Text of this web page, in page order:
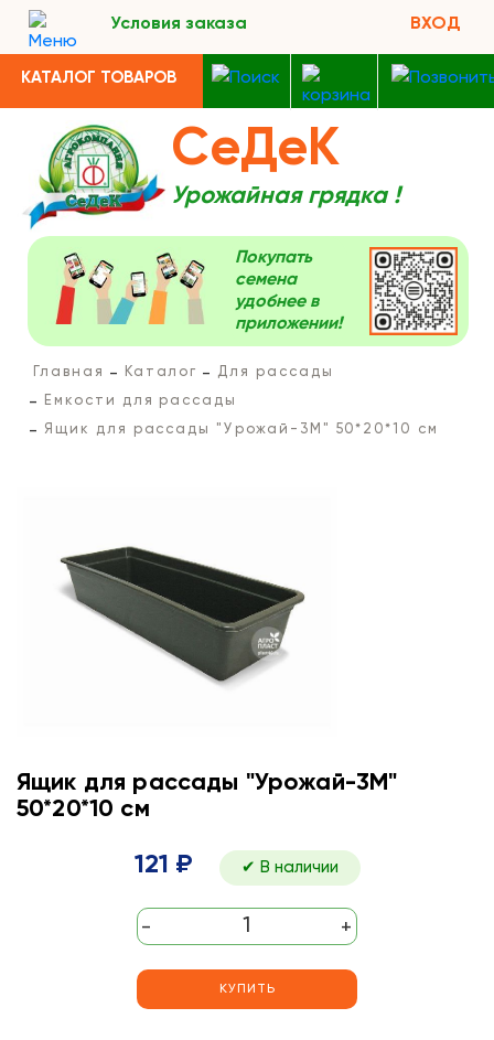
Условия заказа ВХОД
КАТАЛОГ ТОВАРОВ
СеДеК
Урожайная грядка !
Покупать
семена
удобнее в
приложении!
Главная Каталог
Для рассады
Емкости для рассады
Ящик для рассады "Урожай-3М" 50*20*10 см
Ящик для рассады "Урожай-3М"
50*20*10 см
121 ₽ ✔ В наличии
- +
КУПИТЬ